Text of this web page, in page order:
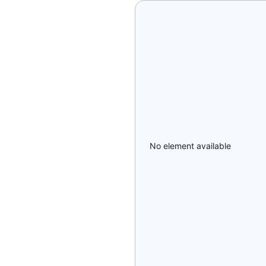
No element available